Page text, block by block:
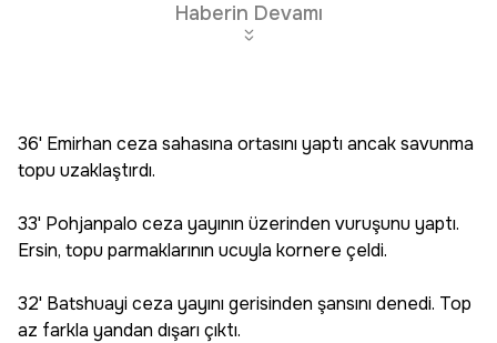
Haberin Devamı
36' Emirhan ceza sahasına ortasını yaptı ancak savunma
topu uzaklaştırdı.
33' Pohjanpalo ceza yayının üzerinden vuruşunu yaptı.
Ersin, topu parmaklarının ucuyla kornere çeldi.
32' Batshuayi ceza yayını gerisinden şansını denedi. Top
az farkla yandan dışarı çıktı.